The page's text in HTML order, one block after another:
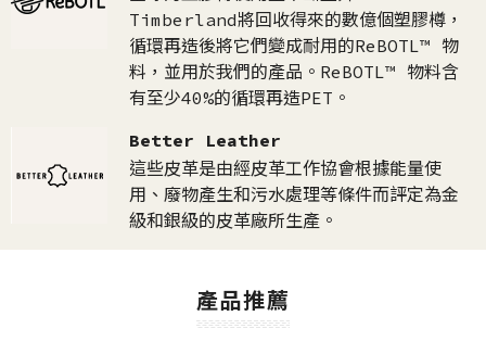
Timberland將回收得來的數億個塑膠樽，
循環再造後將它們變成耐用的ReBOTL™ 物
料，並用於我們的產品。ReBOTL™ 物料含
有至少40%的循環再造PET。
Better Leather
這些皮革是由經皮革工作協會根據能量使
用、廢物產生和污水處理等條件而評定為金
級和銀級的皮革廠所生產。
產品推薦